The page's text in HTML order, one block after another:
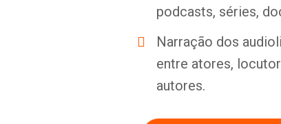
podcasts, séries,
Narração dos
entre atores,
autores.